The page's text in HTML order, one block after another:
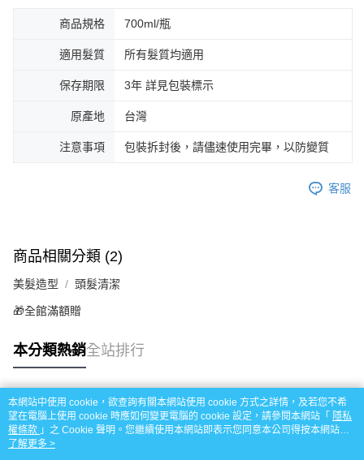
商品規格 700ml/瓶
適用髮質 所有髮質均適用
保存期限 3年 詳見包裝標示
原產地 台灣
注意事項 包裝拆封後，請儘速使用完畢，以防變質
客服
商品相關分類 (2)
美髮造型 頭髮清潔
🎁全館滿額贈
本分類熱銷全站排行
熱門標籤
本網站中使用 cookie，欲查詢有關本網站使用 cookie 方式之詳情，及若您不希
望在電腦上使用 cookie 時應如何變更電腦的 cookie 設定，請參閱本網站「 隱私
權條款 」之 Cookie 聲明。您繼續使用本網站即表示您同意本公司得按本網站使
用條款之 Cookie 聲明使用 cookie。
了解更多 >